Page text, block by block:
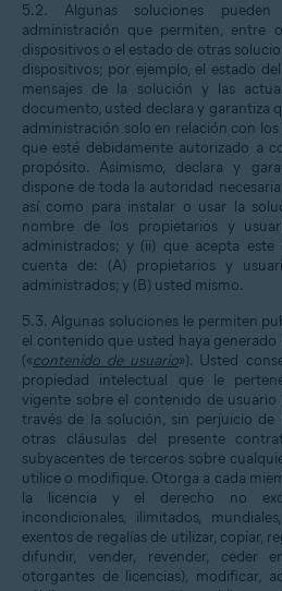
5.2. Algunas soluciones
administración que permiten, entre
dispositivos o el estado de otras
dispositivos; por ejemplo, el estado
mensajes de la solución y las
documento, usted declara y garantiza
administración solo en relación con
que esté debidamente autorizado a
propósito. Asimismo, declara y
dispone de toda la autoridad
así como para instalar o usar la
nombre de los propietarios y
administrados; y (ii) que acepta
cuenta de: (A) propietarios y
administrados; y (B) usted mismo.
5.3. Algunas soluciones le permiten
el contenido que usted haya
(«contenido de usuario»). Usted
propiedad intelectual que le
vigente sobre el contenido de
través de la solución, sin perjuicio de
otras cláusulas del presente
subyacentes de terceros sobre
utilice o modifique. Otorga a cada
la licencia y el derecho no
incondicionales, ilimitados,
exentos de regalías de utilizar, copiar,
difundir, vender, revender, ceder
otorgantes de licencias), modificar,